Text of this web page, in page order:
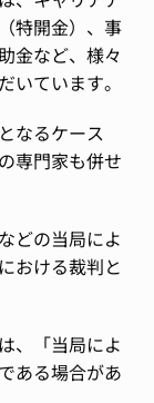
特開金）、事
金など、様々
いています。
なるケース
専門家も併せ
どの当局によ
おける裁判と
、「当局によ
ある場合があ